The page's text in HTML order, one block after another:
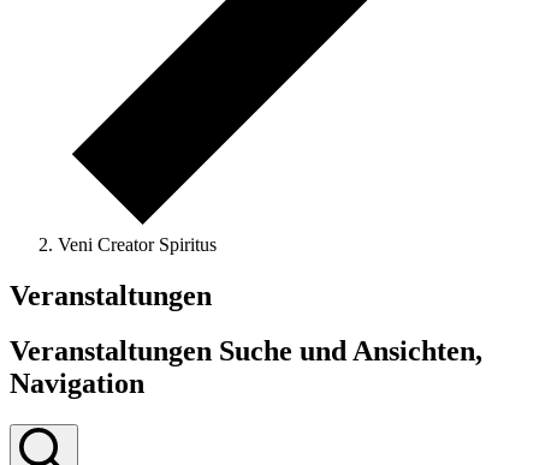
Veni Creator Spiritus
Veranstaltungen
Veranstaltungen Suche und Ansichten,
Navigation